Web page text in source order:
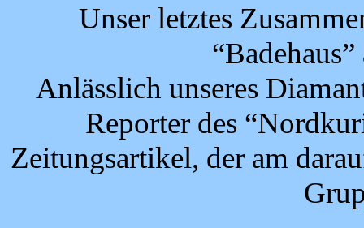
Unser letztes
Anlässlich unseres
Reporter des
Zeitungsartikel, der am